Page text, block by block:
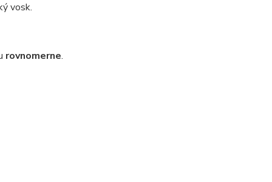
vosk.
rovnomerne.